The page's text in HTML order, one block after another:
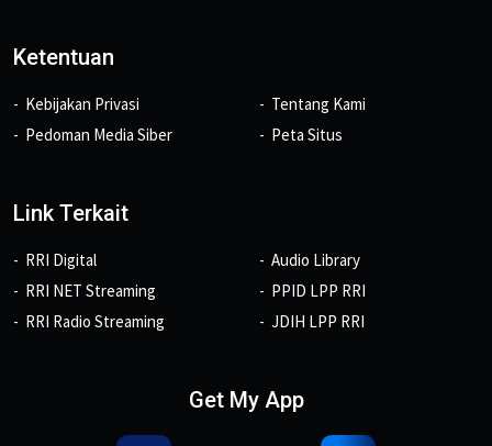
Ketentuan
Kebijakan Privasi
Pedoman Media Siber
Tentang Kami
Peta Situs
Link Terkait
RRI Digital
RRI NET Streaming
RRI Radio Streaming
Audio Library
PPID LPP RRI
JDIH LPP RRI
Get My App